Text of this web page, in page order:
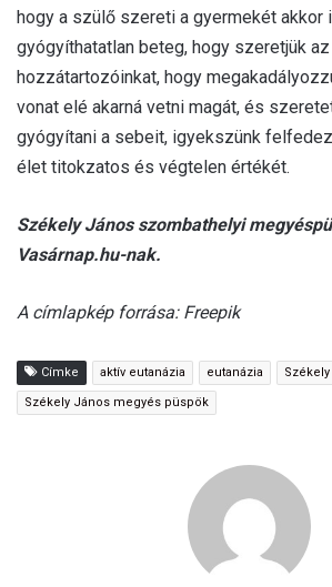
hogy a szülő szereti a gyermekét akkor
gyógyíthatatlan beteg, hogy szeretjük
hozzátartozóinkat, hogy
vonat elé akarná vetni magát, és
gyógyítani a sebeit, igyekszünk
élet titokzatos és végtelen értékét.
Székely János szombathelyi
Vasárnap.hu-nak.
A címlapkép forrása: Freepik
Címke aktív eutanázia eutanázia
Székely János megyés püspök